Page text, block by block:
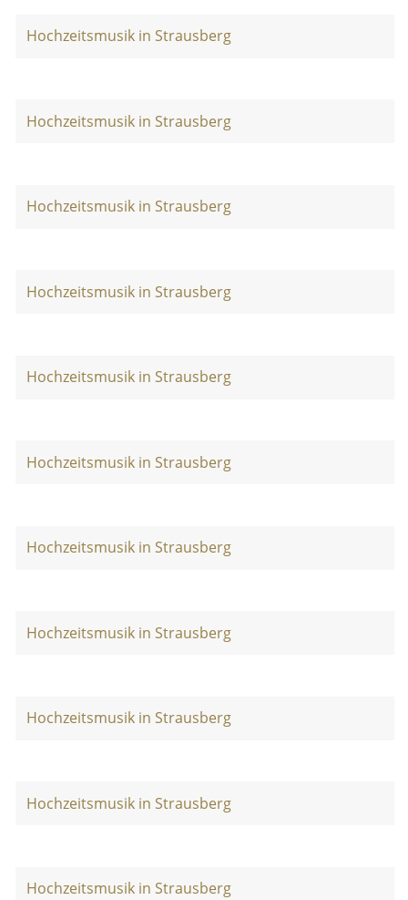
Hochzeitsmusik in Strausberg
Hochzeitsmusik in Strausberg
Hochzeitsmusik in Strausberg
Hochzeitsmusik in Strausberg
Hochzeitsmusik in Strausberg
Hochzeitsmusik in Strausberg
Hochzeitsmusik in Strausberg
Hochzeitsmusik in Strausberg
Hochzeitsmusik in Strausberg
Hochzeitsmusik in Strausberg
Hochzeitsmusik in Strausberg